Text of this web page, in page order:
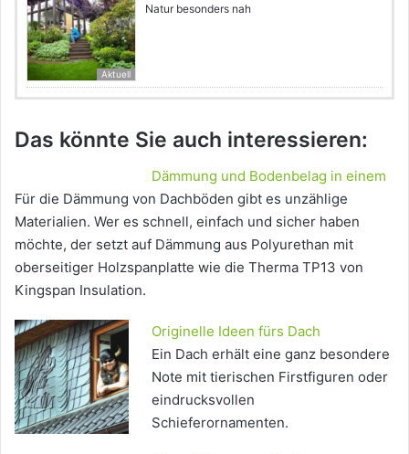
Aktuell
Natur besonders nah
Das könnte Sie auch interessieren:
Dämmung und Bodenbelag in einem
Für die Dämmung von Dachböden gibt es unzählige
Materialien. Wer es schnell, einfach und sicher haben
möchte, der setzt auf Dämmung aus Polyurethan mit
oberseitiger Holzspanplatte wie die Therma TP13 von
Kingspan Insulation.
Originelle Ideen fürs Dach
Ein Dach erhält eine ganz besondere
Note mit tierischen Firstfiguren oder
eindrucksvollen
Schieferornamenten.